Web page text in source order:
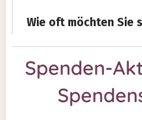
Spenden-